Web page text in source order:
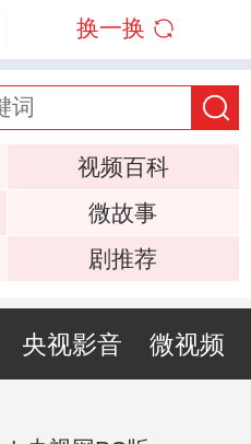
换一换
视频百科
微故事
剧推荐
央视影音 微视频